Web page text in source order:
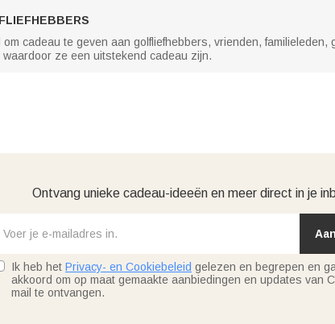
cadeau te geven aan golfliefhebbers, vrienden, familieleden,
ze een uitstekend cadeau zijn.
Ontvang unieke cadeau-ideeën en meer direct in je
Ik heb het Privacy- en Cookiebeleid gelezen en begrepen en
akkoord om op maat gemaakte aanbiedingen en updates van
mail te ontvangen.